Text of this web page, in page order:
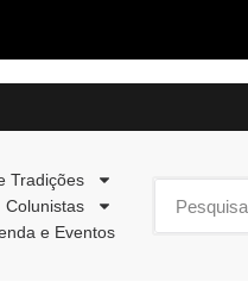
Tradições
Colunistas
e Eventos